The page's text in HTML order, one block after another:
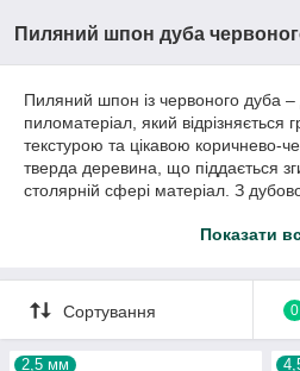
Пиляний шпон дуба
Пиляний шпон із червоного дуба –
пиломатеріал, який відрізняється
текстурою та цікавою коричнево-
тверда деревина, що піддається
столярній сфері матеріал. З
ширми, стінові панелі, шкатулки,
розміри, ціна,
Завдяки складській програмі
Показати
Сортування 0
2,5 мм